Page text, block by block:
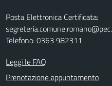
Posta Elettronica Certificata:
Telefono: 0363 982311
Leggi le FAQ
Prenotazione appuntamento